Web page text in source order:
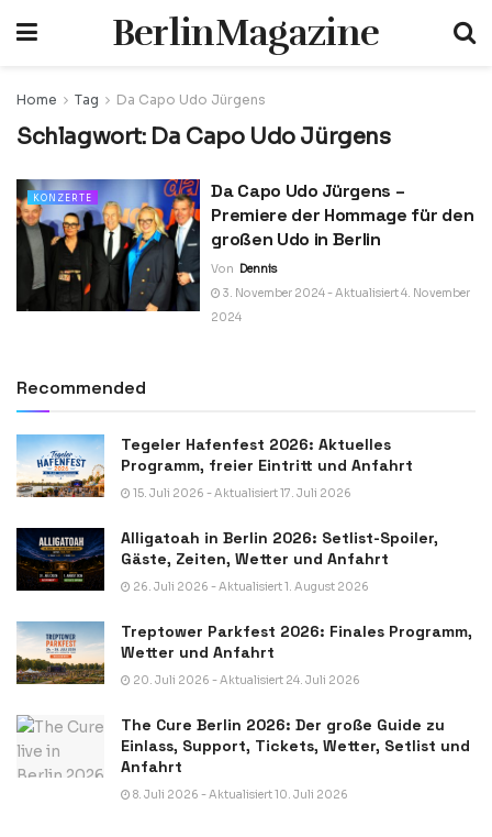
BerlinMagazine
Home Tag Da Capo Udo Jürgens
Schlagwort: Da Capo Udo Jürgens
KONZERTE
Da Capo Udo Jürgens –
Premiere der Hommage für den
großen Udo in Berlin
Von Dennis
3. November 2024 - Aktualisiert 4. November
2024
Recommended
Tegeler Hafenfest 2026: Aktuelles
Programm, freier Eintritt und Anfahrt
15. Juli 2026 - Aktualisiert 17. Juli 2026
Alligatoah in Berlin 2026: Setlist-Spoiler,
Gäste, Zeiten, Wetter und Anfahrt
26. Juli 2026 - Aktualisiert 1. August 2026
Treptower Parkfest 2026: Finales Programm,
Wetter und Anfahrt
20. Juli 2026 - Aktualisiert 24. Juli 2026
The Cure Berlin 2026: Der große Guide zu
Einlass, Support, Tickets, Wetter, Setlist und
Anfahrt
8. Juli 2026 - Aktualisiert 10. Juli 2026